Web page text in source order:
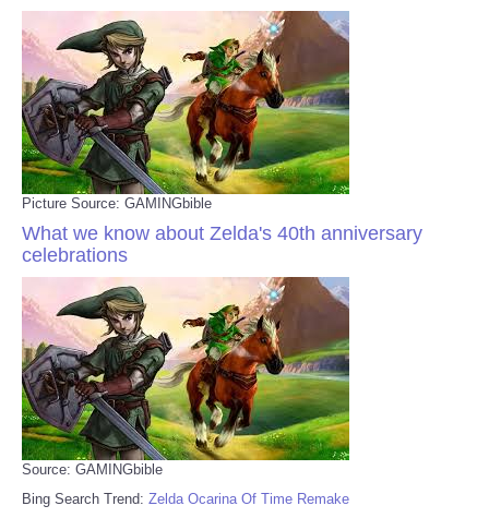
Picture Source: GAMINGbible
What we know about Zelda's 40th anniversary
celebrations
Source: GAMINGbible
Bing Search Trend: Zelda Ocarina Of Time Remake